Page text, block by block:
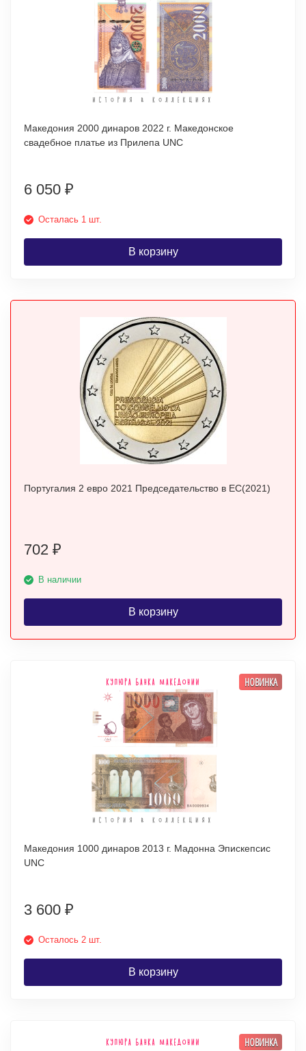
Македония 2000 динаров 2022 г. Македонское
свадебное платье из Прилепа UNC
6 050 ₽
Осталась 1 шт.
В корзину
Португалия 2 евро 2021 Председательство в ЕС(2021)
702 ₽
В наличии
В корзину
НОВИНКА
Македония 1000 динаров 2013 г. Мадонна Эпискепсис
UNC
3 600 ₽
Осталось 2 шт.
В корзину
НОВИНКА